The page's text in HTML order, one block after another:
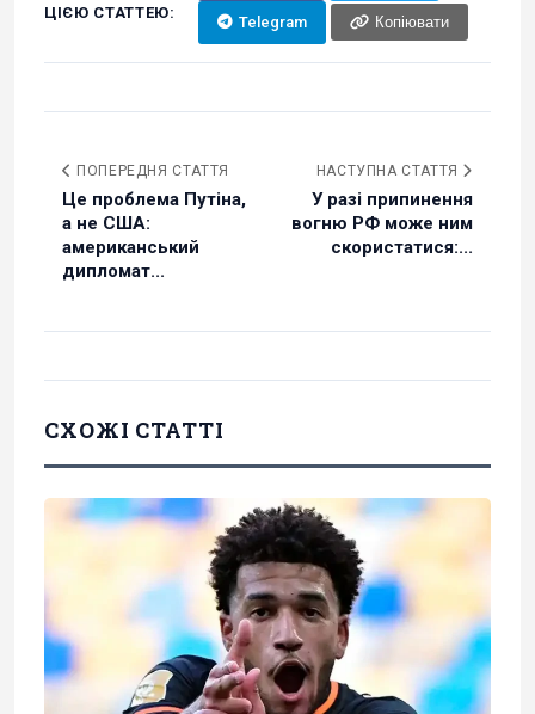
ЦІЄЮ СТАТТЕЮ:
Telegram Копіювати
ПОПЕРЕДНЯ СТАТТЯ
Це проблема Путіна,
а не США:
американський
дипломат...
НАСТУПНА СТАТТЯ
У разі припинення
вогню РФ може ним
скористатися:...
СХОЖІ СТАТТІ